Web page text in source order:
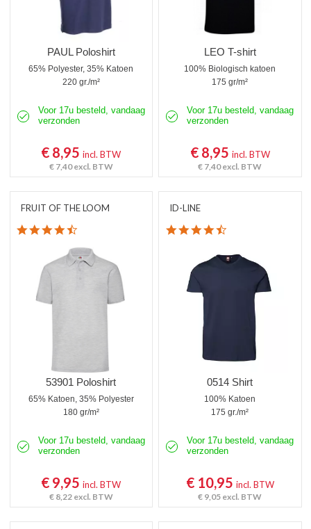
PAUL Poloshirt
65% Polyester, 35% Katoen
220 gr./m²
Voor 17u besteld, vandaag
verzonden
€ 8,95incl. BTW
€ 7,40excl. BTW
LEO T-shirt
100% Biologisch katoen
175 gr/m²
Voor 17u besteld, vandaag
verzonden
€ 8,95 incl. BTW
€ 7,40excl. BTW
FRUIT OF THE LOOM
53901 Poloshirt
65% Katoen, 35% Polyester
180 gr/m²
Voor 17u besteld, vandaag
verzonden
€ 9,95incl. BTW
€ 8,22 excl. BTW
ID-LINE
0514 Shirt
100% Katoen
175 gr./m²
Voor 17u besteld, vandaag
verzonden
€ 10,95 incl. BTW
€ 9,05 excl. BTW